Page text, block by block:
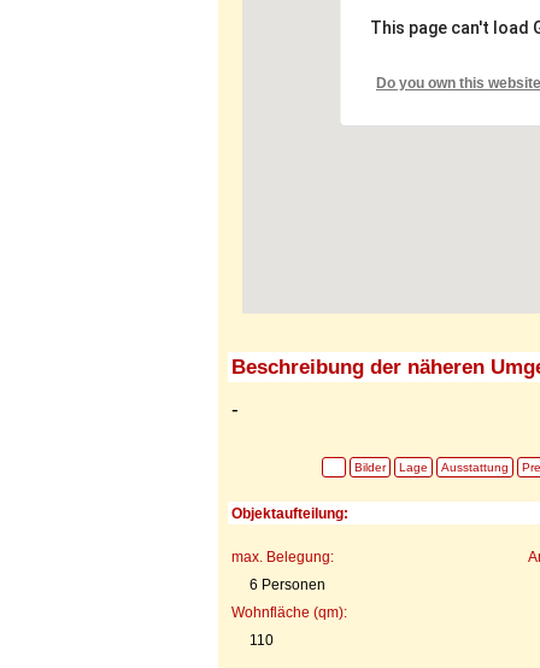
This page can't load
Do you own this
Beschreibung der näheren
-
Bilder Lage Ausstattung
Objektaufteilung:
max. Belegung:
6 Personen
Wohnfläche (qm):
110